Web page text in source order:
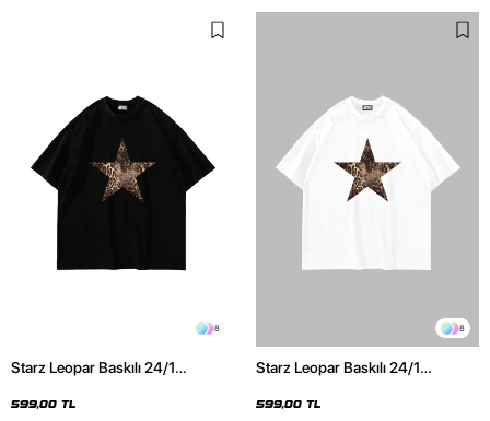
8
Starz Leopar Baskılı 24/1
599,00 TL
8
Starz Leopar Baskılı 24/1
599,00 TL